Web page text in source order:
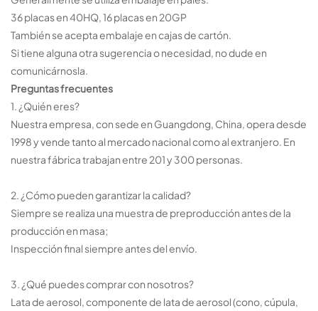
36 placas en 40HQ, 16 placas en 20GP
También se acepta embalaje en cajas de cartón.
Si tiene alguna otra sugerencia o necesidad, no dude en
comunicárnosla.
Preguntas frecuentes
1. ¿Quién eres?
Nuestra empresa, con sede en Guangdong, China, opera desde
1998 y vende tanto al mercado nacional como al extranjero. En
nuestra fábrica trabajan entre 201 y 300 personas.
2. ¿Cómo pueden garantizar la calidad?
Siempre se realiza una muestra de preproducción antes de la
producción en masa;
Inspección final siempre antes del envío.
3. ¿Qué puedes comprar con nosotros?
Lata de aerosol, componente de lata de aerosol (cono, cúpula,